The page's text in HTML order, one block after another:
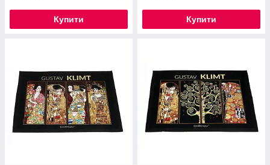
Купити Купити